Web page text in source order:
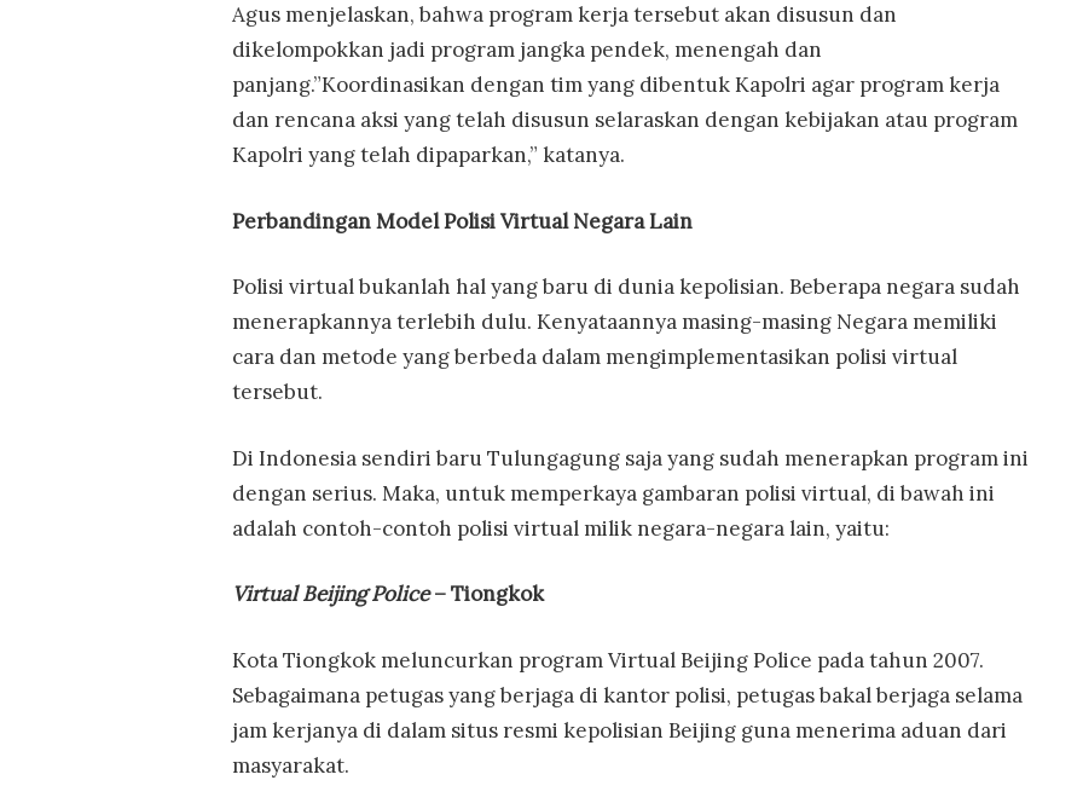
Agus menjelaskan, bahwa program kerja tersebut akan disusun dan
dikelompokkan jadi program jangka pendek, menengah dan
panjang.”Koordinasikan dengan tim yang dibentuk Kapolri agar program kerja
dan rencana aksi yang telah disusun selaraskan dengan kebijakan atau program
Kapolri yang telah dipaparkan,” katanya.
Perbandingan Model Polisi Virtual Negara Lain
Polisi virtual bukanlah hal yang baru di dunia kepolisian. Beberapa negara sudah
menerapkannya terlebih dulu. Kenyataannya masing-masing Negara memiliki
cara dan metode yang berbeda dalam mengimplementasikan polisi virtual
tersebut.
Di Indonesia sendiri baru Tulungagung saja yang sudah menerapkan program ini
dengan serius. Maka, untuk memperkaya gambaran polisi virtual, di bawah ini
adalah contoh-contoh polisi virtual milik negara-negara lain, yaitu:
Virtual Beijing Police– Tiongkok
Kota Tiongkok meluncurkan program Virtual Beijing Police pada tahun 2007.
Sebagaimana petugas yang berjaga di kantor polisi, petugas bakal berjaga selama
jam kerjanya di dalam situs resmi kepolisian Beijing guna menerima aduan dari
masyarakat.